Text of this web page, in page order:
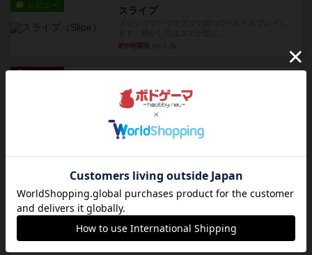
レビュー スライプ
約9時間前
リプレイ
リーダーズ
久しぶりに取り出してプレイ。詰めきれなかっ
た…であっさり追い込まれて負...
約10時間前by くみ
リプレイ
ブリックス
久しぶりに取り出してプレイ。記号担当と色担当
に分かれてプレイ。あかんか...
約10時間前
レビュー